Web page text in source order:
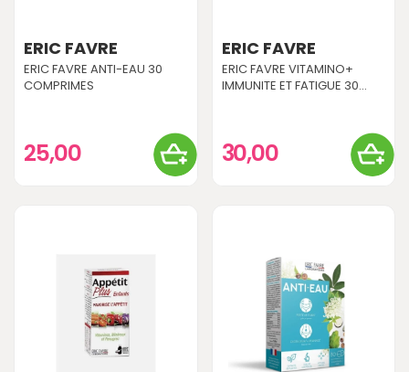
ERIC FAVRE
ERIC FAVRE ANTI-EAU 30
COMPRIMES
25,00
ERIC FAVRE
ERIC FAVRE VITAMINO+
IMMUNITE ET FATIGUE 30...
30,00